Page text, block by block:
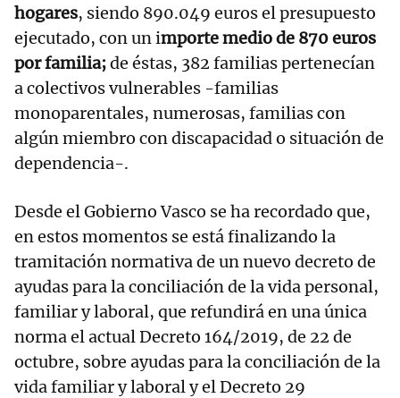
hogares, siendo 890.049 euros el presupuesto
ejecutado, con un importe medio de 870 euros
por familia;de éstas, 382 familias pertenecían
a colectivos vulnerables -familias
monoparentales, numerosas, familias con
algún miembro con discapacidad o situación de
dependencia-.
Desde el Gobierno Vasco se ha recordado que,
en estos momentos se está finalizando la
tramitación normativa de un nuevo decreto de
ayudas para la conciliación de la vida personal,
familiar y laboral, que refundirá en una única
norma el actual Decreto 164/2019, de 22 de
octubre, sobre ayudas para la conciliación de la
vida familiar y laboral y el Decreto 29